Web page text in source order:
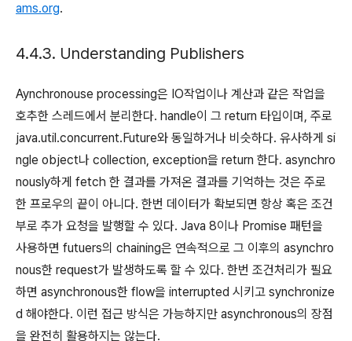
ams.org.
4.4.3. Understanding Publishers
Aynchronouse processing은 IO작업이나 계산과 같은 작업을
호추한 스레드에서 분리한다. handle이 그 return 타입이며, 주로
java.util.concurrent.Future와 동일하거나 비슷하다. 유사하게 si
ngle object나 collection, exception을 return 한다. asynchro
nously하게 fetch 한 결과를 가져온 결과를 기억하는 것은 주로
한 프로우의 끝이 아니다. 한번 데이터가 확보되면 항상 혹은 조건
부로 추가 요청을 발행할 수 있다. Java 8이나 Promise 패턴을
사용하면 futuers의 chaining은 연속적으로 그 이후의 asynchro
nous한 request가 발생하도록 할 수 있다. 한번 조건처리가 필요
하면 asynchronous한 flow을 interrupted 시키고 synchronize
d 해야한다. 이런 접근 방식은 가능하지만 asynchronous의 장점
을 완전히 활용하지는 않는다.